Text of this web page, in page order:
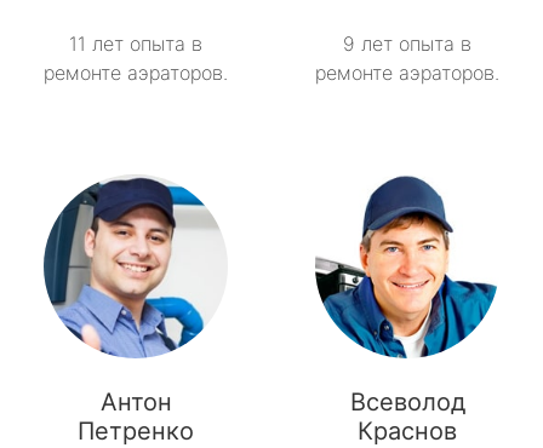
11 лет опыта в
ремонте аэраторов.
9 лет опыта в
ремонте аэраторов.
Антон
Петренко
Всеволод
Краснов